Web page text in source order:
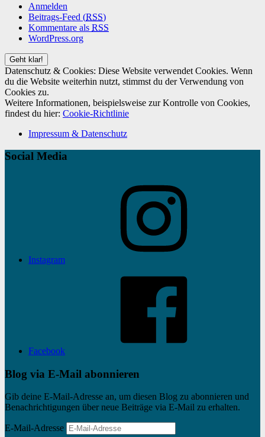
Anmelden
Beitrags-Feed (RSS)
Kommentare als RSS
WordPress.org
Datenschutz & Cookies: Diese Website verwendet Cookies. Wenn
du die Website weiterhin nutzt, stimmst du der Verwendung von
Cookies zu.
Weitere Informationen, beispielsweise zur Kontrolle von Cookies,
findest du hier: Cookie-Richtlinie
Impressum & Datenschutz
Social Media
Instagram
Facebook
Blog via E-Mail abonnieren
Gib deine E-Mail-Adresse an, um diesen Blog zu abonnieren und
Benachrichtigungen über neue Beiträge via E-Mail zu erhalten.
E-Mail-Adresse